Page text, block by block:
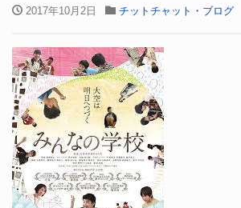
2017年10月2日 チットチャット・ブログ